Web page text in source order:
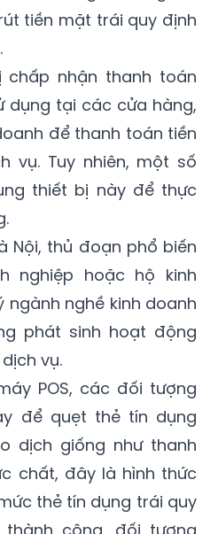
tiền mặt trái quy định
chấp nhận thanh toán
dụng tại các cửa hàng,
để thanh toán tiền
vụ. Tuy nhiên, một số
thiết bị này để thực
Nội, thủ đoạn phổ biến
nghiệp hoặc hộ kinh
ngành nghề kinh doanh
phát sinh hoạt động
vụ.
POS, các đối tượng
để quẹt thẻ tín dụng
dịch giống như thanh
chất, đây là hình thức
thẻ tín dụng trái quy